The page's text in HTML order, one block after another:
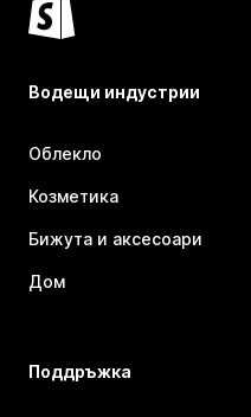
Водещи индустрии
Облекло
Козметика
Бижута и аксесоари
Дом
Поддръжка